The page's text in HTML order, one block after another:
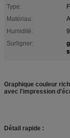
Type:
Matériau:
Humidité:
Surligner:
Graphique couleur
avec l'impression
Détail rapide :